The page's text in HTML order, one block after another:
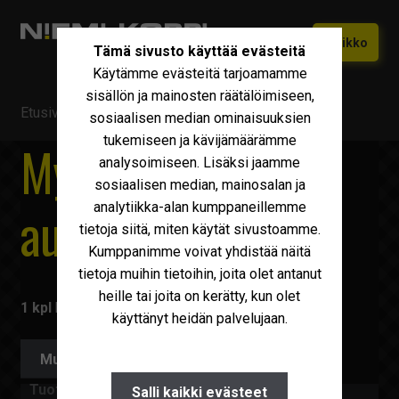
Siirry
Siirry
Valikko
Vaihtokoneet
Uudet Ivecot
Iveco Huolto
Maxus
Iveco Varaosat
Tarvikkeet
Ostamme
Etusivu / Myytävä kalusto
Myytävät kuorma-
autot Vantaa
1 kpl käytettyä kuorma-autoa ja muuta kalustoa.
Muokkaa hakuehtoja
Tuoteryhmä
Tämä sivusto käyttää evästeitä
Käytämme evästeitä tarjoamamme
sisällön ja mainosten räätälöimiseen,
sosiaalisen median ominaisuuksien
tukemiseen ja kävijämäärämme
analysoimiseen. Lisäksi jaamme
sosiaalisen median, mainosalan ja
analytiikka-alan kumppaneillemme
tietoja siitä, miten käytät sivustoamme.
Kumppanimme voivat yhdistää näitä
tietoja muihin tietoihin, joita olet antanut
heille tai joita on kerätty, kun olet
käyttänyt heidän palvelujaan.
Salli kaikki evästeet